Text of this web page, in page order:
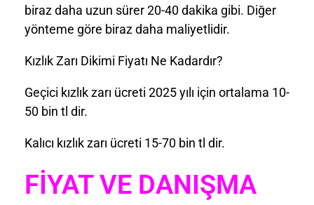
biraz daha uzun sürer 20-40 dakika gibi. Diğer
yönteme göre biraz daha maliyetlidir.
Kızlık Zarı Dikimi Fiyatı Ne Kadardır?
Geçici kızlık zarı ücreti 2025 yılı için ortalama 10-
50 bin tl dir.
Kalıcı kızlık zarı ücreti 15-70 bin tl dir.
FİYAT VE DANIŞMA